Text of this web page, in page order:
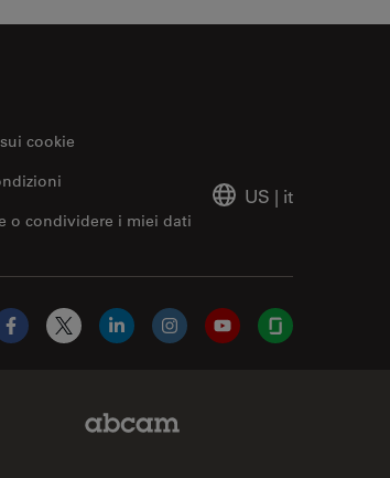
cookie
o condividere i miei dati
US | it
Facebook
X LinkedInInstagramYouTubeGlassdoor